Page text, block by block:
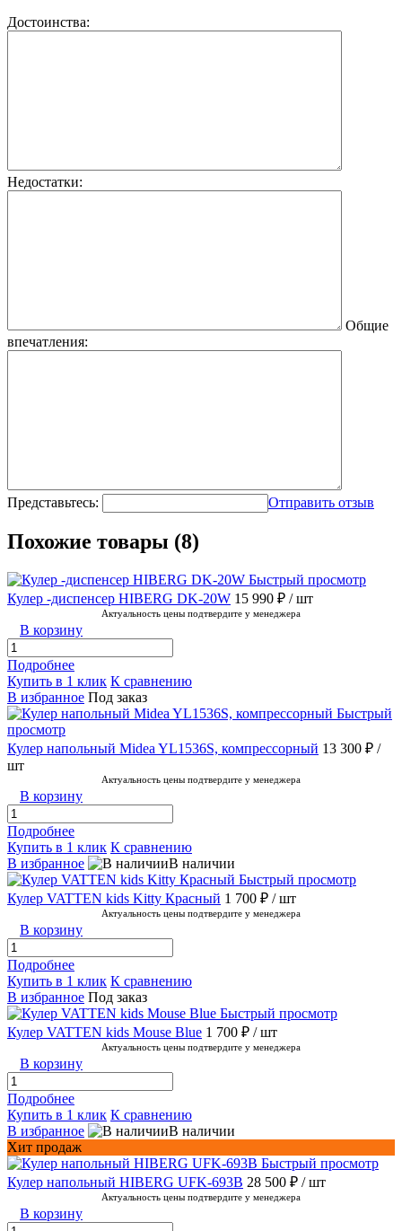
Достоинства:
Недостатки:
Общие
впечатления:
Представьтесь: Отправить отзыв
Похожие товары (8)
Быстрый просмотр
Кулер -диспенсер HIBERG DK-20W 15 990 ₽ / шт
Актуальность цены подтвердите у менеджера
В корзину
Подробнее
Купить в 1 клик К сравнению
В избранное Под заказ
Быстрый
просмотр
Кулер напольный Midea YL1536S, компрессорный 13 300 ₽ /
шт
Актуальность цены подтвердите у менеджера
В корзину
Подробнее
Купить в 1 клик К сравнению
В избранное
В наличии
Быстрый просмотр
Кулер VATTEN kids Kitty Красный 1 700 ₽ / шт
Актуальность цены подтвердите у менеджера
В корзину
Подробнее
Купить в 1 клик К сравнению
В избранное Под заказ
Быстрый просмотр
Кулер VATTEN kids Mouse Blue 1 700 ₽ / шт
Актуальность цены подтвердите у менеджера
В корзину
Подробнее
Купить в 1 клик К сравнению
В избранное
В наличии
Хит продаж
Быстрый просмотр
Кулер напольный HIBERG UFK-693B 28 500 ₽ / шт
Актуальность цены подтвердите у менеджера
В корзину